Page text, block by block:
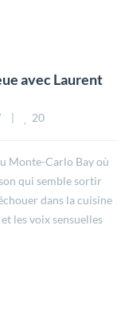
avec Laurent
20
Monte-Carlo Bay où
qui semble sortir
dans la cuisine
les voix sensuelles